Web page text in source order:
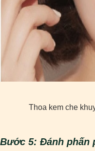
Thoa kem che
Bước 5: Đánh phấn